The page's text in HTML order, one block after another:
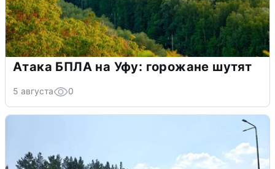
Атака БПЛА на Уфу: горожане шутят
5 августа 0